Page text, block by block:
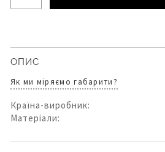
ОПИС
Як ми міряємо габарити?
Країна-виробник:
Матеріали: